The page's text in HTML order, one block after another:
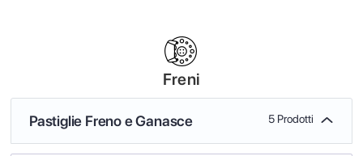
Freni
Pastiglie Freno e Ganasce 5 Prodotti